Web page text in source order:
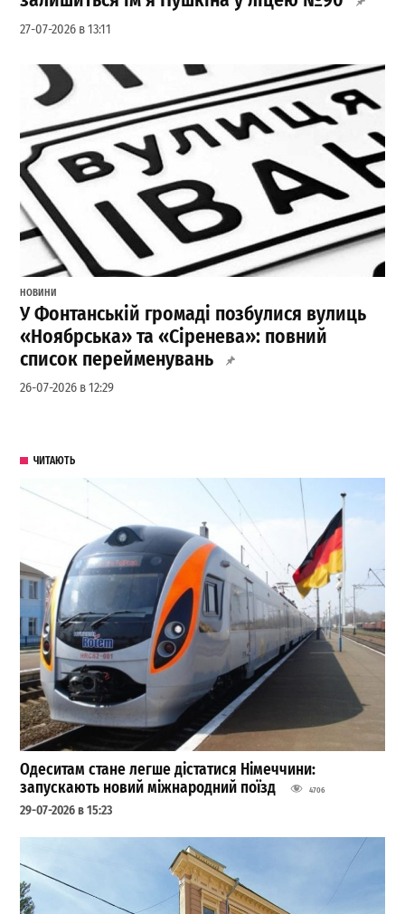
27-07-2026 в 13:11
НОВИНИ
У Фонтанській громаді позбулися вулиць
«Ноябрська» та «Сіренева»: повний
список перейменувань
26-07-2026 в 12:29
ЧИТАЮТЬ
Одеситам стане легше дістатися Німеччини:
запускають новий міжнародний поїзд
4706
29-07-2026 в 15:23